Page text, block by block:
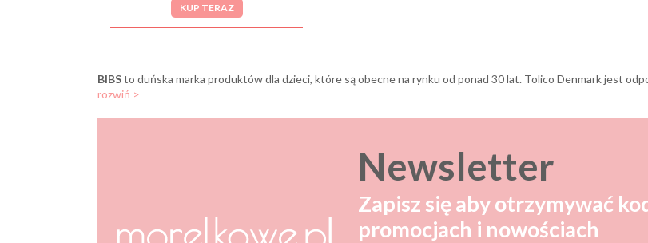
KUP TERAZ
BIBSto duńska marka produktów dla dzieci, które są obecne na rynku od ponad 30 lat. Tolico Denmark jest odpowiedzialne za produkcję serii BIBS z siedzibą w Hillerød w Danii. Firma została założona w 1970 roku i jest wiodącym duńskim producentem smoczków i innych artykułów dziecięcych. Po 2015 roku Tolico zyskał nowego właściciela, który ponownie
rozwiń >
Newsletter
Zapisz się aby otrzymywać
promocjach i nowościach